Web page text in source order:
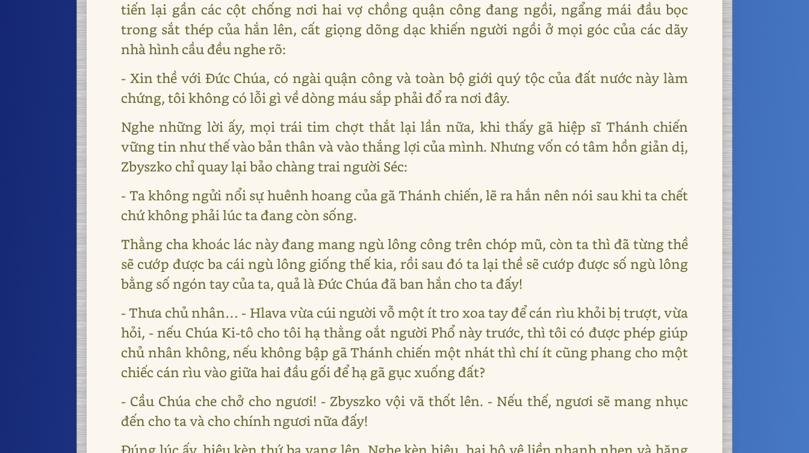
tiến lại gần các cột chống nơi hai vợ chồng quận công đang ngồi, ngẩng mái đầu bọc
trong sắt thép của hắn lên, cất giọng dõng dạc khiến người ngồi ở mọi góc của các dãy
nhà hình cầu đều nghe rõ:
- Xin thề với Đức Chúa, có ngài quận công và toàn bộ giới quý tộc của đất nước này làm
chứng, tôi không có lỗi gì về dòng máu sắp phải đổ ra nơi đây.
Nghe những lời ấy, mọi trái tim chợt thắt lại lần nữa, khi thấy gã hiệp sĩ Thánh chiến
vững tin như thế vào bản thân và vào thắng lợi của mình. Nhưng vốn có tâm hồn giản dị,
Zbyszko chỉ quay lại bảo chàng trai người Séc:
- Ta không ngửi nổi sự huênh hoang của gã Thánh chiến, lẽ ra hắn nên nói sau khi ta chết
chứ không phải lúc ta đang còn sống.
Thằng cha khoác lác này đang mang ngù lông công trên chóp mũ, còn ta thì đã từng thề
sẽ cướp được ba cái ngù lông giống thế kia, rồi sau đó ta lại thề sẽ cướp được số ngù lông
bằng số ngón tay của ta, quả là Đức Chúa đã ban hắn cho ta đấy!
- Thưa chủ nhân… - Hlava vừa cúi người vỗ một ít tro xoa tay để cán rìu khỏi bị trượt, vừa
hỏi, - nếu Chúa Ki-tô cho tôi hạ thằng oắt người Phổ này trước, thì tôi có được phép giúp
chủ nhân không, nếu không bập gã Thánh chiến một nhát thì chí ít cũng phang cho một
chiếc cán rìu vào giữa hai đầu gối để hạ gã gục xuống đất?
- Cầu Chúa che chở cho ngươi! - Zbyszko vội vã thốt lên. - Nếu thế, ngươi sẽ mang nhục
đến cho ta và cho chính ngươi nữa đấy!